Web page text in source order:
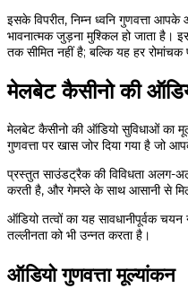
इसके विपरीत, निम्न ध्वनि गुणवत्ता
भावनात्मक जुड़ना मुश्किल हो जाता है।
तक सीमित नहीं है; बल्कि यह हर
मेलबेट कैसीनो की
मेलबेट कैसीनो की ऑडियो सुविधाओं का
गुणवत्ता पर खास जोर दिया गया है जो
प्रस्तुत साउंडट्रैक की विविधता अलग-
करती है, और गेमप्ले के साथ आसानी से
ऑडियो तत्वों का यह सावधानीपूर्वक
तल्लीनता को भी उन्नत करता है।
ऑडियो गुणवत्ता मूल्यांकन